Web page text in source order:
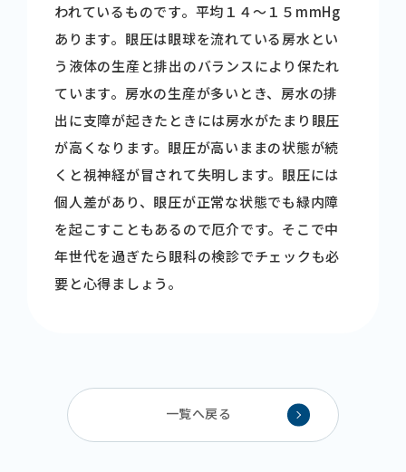
われているものです。平均１４～１５mmHg
あります。眼圧は眼球を流れている房水とい
う液体の生産と排出のバランスにより保たれ
ています。房水の生産が多いとき、房水の排
出に支障が起きたときには房水がたまり眼圧
が高くなります。眼圧が高いままの状態が続
くと視神経が冒されて失明します。眼圧には
個人差があり、眼圧が正常な状態でも緑内障
を起こすこともあるので厄介です。そこで中
年世代を過ぎたら眼科の検診でチェックも必
要と心得ましょう。
一覧へ戻る